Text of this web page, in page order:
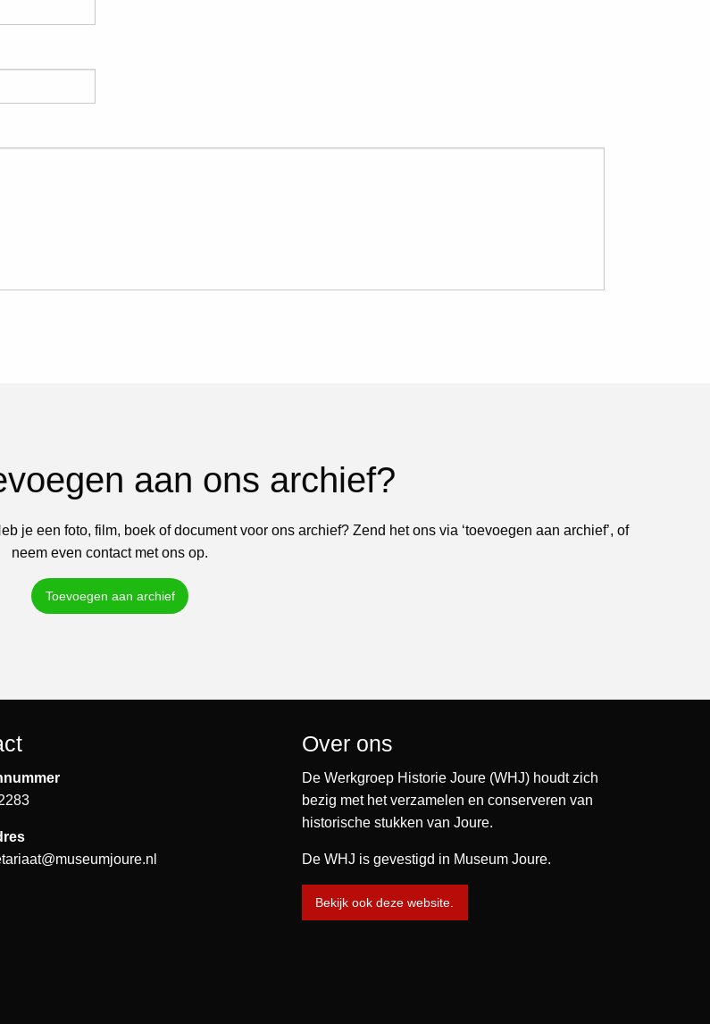
aan ons archief?
je een foto, film, boek of document voor ons archief? Zend het ons via ‘toevoegen aan archief’, of
neem even contact met ons op.
Toevoegen aan archief
Over ons
De Werkgroep Historie Joure (WHJ) houdt zich
bezig met het verzamelen en conserveren van
historische stukken van Joure.
De WHJ is gevestigd in Museum Joure.
Bekijk ook deze website.